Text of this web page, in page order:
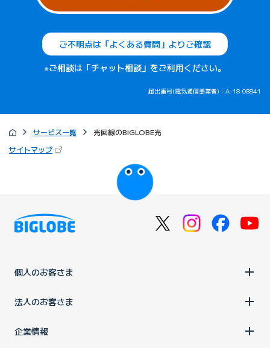
ご不明点は「よくある質問」よりご確認
※ご相談は「チャット相談」をご利用ください。
届出番号(電気通信事業者)：A-18-08841
サービス一覧
光回線のBIGLOBE光
サイトマップ（新しいタブで開きます）
びっぷるのページ
個人のお客さま
法人のお客さま
企業情報